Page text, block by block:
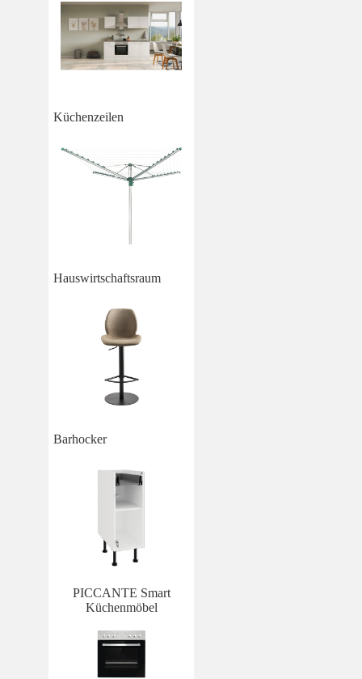
Küchenzeilen
Hauswirtschaftsraum
Barhocker
PICCANTE Smart
Küchenmöbel